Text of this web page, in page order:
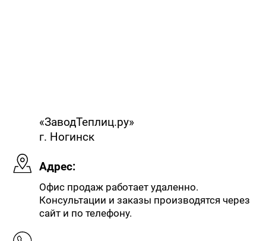
«ЗаводТеплиц.ру»
г. Ногинск
Адрес:
Офис продаж работает удаленно.
Консультации и заказы производятся через
сайт и по телефону.